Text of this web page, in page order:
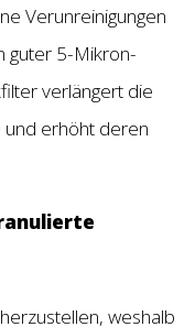
Verunreinigungen
guter 5-Mikron-
verlängert die
erhöht deren
weshalb